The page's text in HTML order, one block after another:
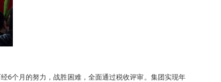
个月的努力，战胜困难，全面通过税收评审。集团实现年